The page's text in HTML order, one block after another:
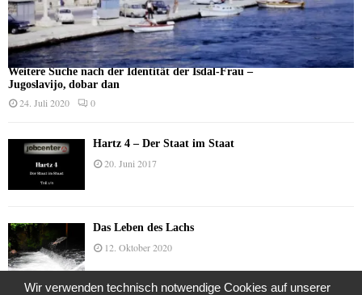
Weitere Suche nach der Identität der Isdal-Frau –
Jugoslavijo, dobar dan
24. Juli 2020 0
Hartz 4 – Der Staat im Staat
20. Juni 2017
Das Leben des Lachs
12. Oktober 2020
Wir verwenden technisch notwendige Cookies auf unserer